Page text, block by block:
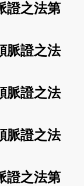
證之法第
脈證之法
脈證之法
脈證之法
證之法第